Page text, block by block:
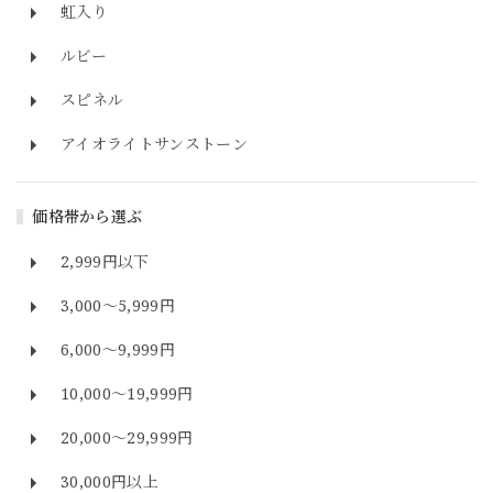
虹入り
ルビー
スピネル
アイオライトサンストーン
価格帯から選ぶ
2,999円以下
3,000～5,999円
6,000～9,999円
10,000～19,999円
20,000～29,999円
30,000円以上